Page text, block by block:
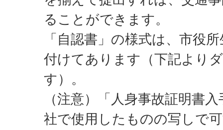
ることができます。
「自認書」の様式は、市役
付けてあります（下記より
す）。
（注意）「人身事故証明書
社で使用したものの写しで